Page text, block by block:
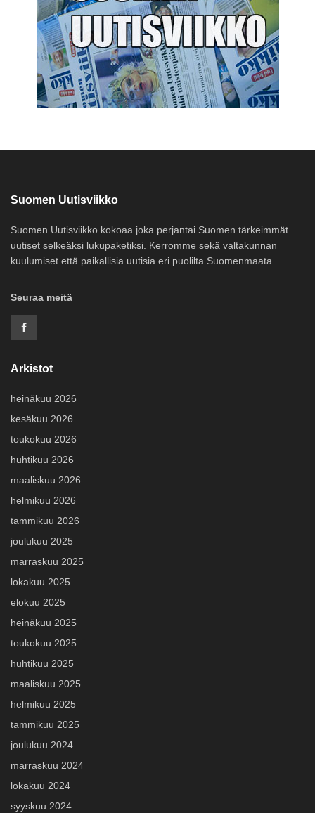
Suomen Uutisviikko
Suomen Uutisviikko kokoaa joka perjantai Suomen tärkeimmät
uutiset selkeäksi lukupaketiksi. Kerromme sekä valtakunnan
kuulumiset että paikallisia uutisia eri puolilta Suomenmaata.
Seuraa meitä
Arkistot
heinäkuu 2026
kesäkuu 2026
toukokuu 2026
huhtikuu 2026
maaliskuu 2026
helmikuu 2026
tammikuu 2026
joulukuu 2025
marraskuu 2025
lokakuu 2025
elokuu 2025
heinäkuu 2025
toukokuu 2025
huhtikuu 2025
maaliskuu 2025
helmikuu 2025
tammikuu 2025
joulukuu 2024
marraskuu 2024
lokakuu 2024
syyskuu 2024